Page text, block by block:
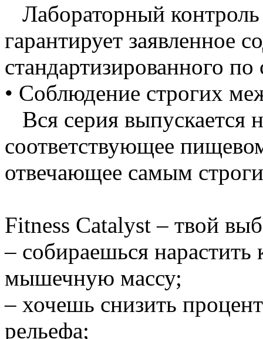
Лабораторный контроль
гарантирует заявленное
стандартизированного
• Соблюдение строгих
Вся серия выпускается
соответствующее
отвечающее самым
Fitness Catalyst – твой
– собираешься
мышечную массу;
– хочешь снизить
рельефа;